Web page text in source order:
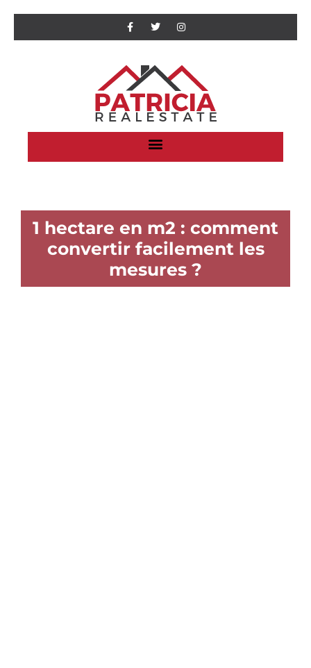
1 hectare en m2 : comment
convertir facilement les
mesures ?